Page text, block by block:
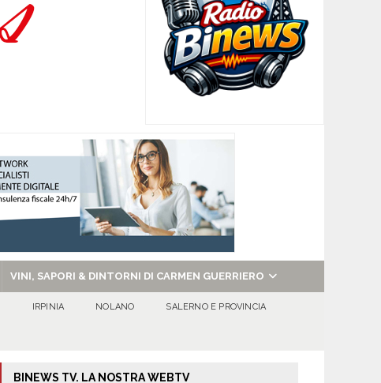
VINI, SAPORI & DINTORNI DI CARMEN GUERRIERO
IRPINIA NOLANO SALERNO E PROVINCIA
BINEWS TV. LA NOSTRA WEBTV